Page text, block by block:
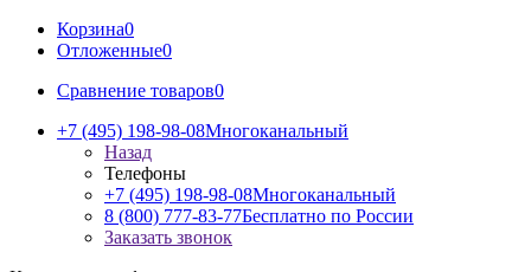
Корзина0
Отложенные0
Сравнение товаров0
+7 (495) 198-98-08Многоканальный
Назад
Телефоны
+7 (495) 198-98-08Многоканальный
8 (800) 777-83-77Бесплатно по России
Заказать звонок